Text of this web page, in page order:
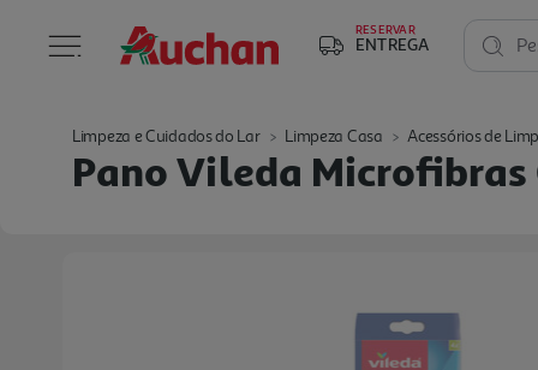
RESERVAR
ENTREGA
Limpeza e Cuidados do Lar Limpeza Casa Acessórios de
Pano Vileda